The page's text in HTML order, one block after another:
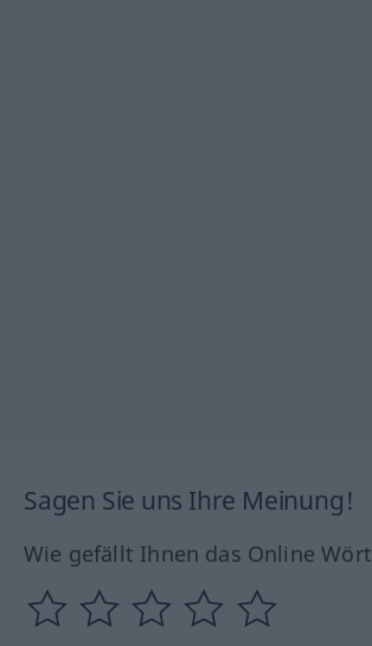
Sagen Sie uns Ihre Meinung!
Wie gefällt Ihnen das Online